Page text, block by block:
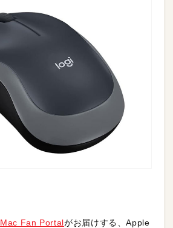
Mac Fan Portalがお届けする、Apple